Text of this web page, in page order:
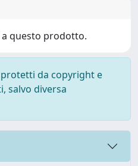
questo prodotto.
da copyright e
salvo diversa